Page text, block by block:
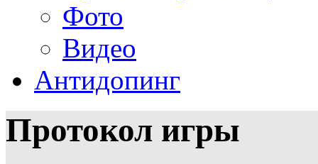
Фото
Видео
Антидопинг
Протокол игры